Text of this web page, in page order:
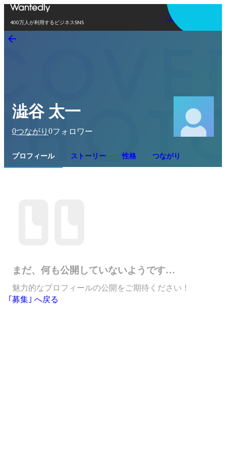
400万人が利用するビジネスSNS
アプリを使う
澁谷 太一
0つながり 0フォロワー
プロフィール ストーリー 性格 つながり
まだ、何も公開していないようです…
魅力的なプロフィールの公開をご期待ください！
｢募集｣ へ戻る